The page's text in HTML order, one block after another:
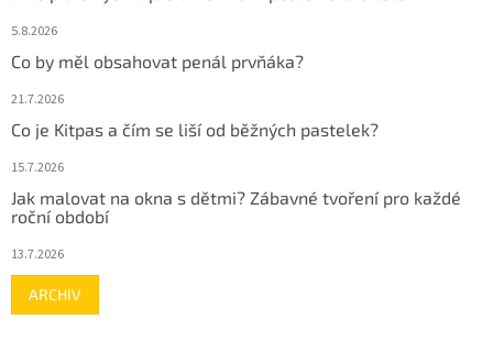
5.8.2026
Co by měl obsahovat penál prvňáka?
21.7.2026
Co je Kitpas a čím se liší od běžných pastelek?
15.7.2026
Jak malovat na okna s dětmi? Zábavné tvoření pro každé
roční období
13.7.2026
ARCHIV